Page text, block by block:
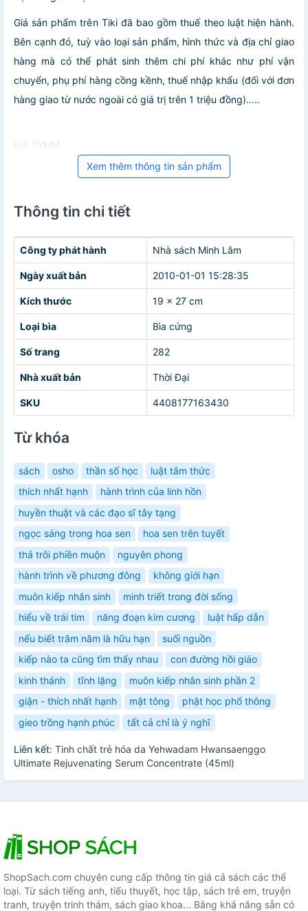
Giá sản phẩm trên Tiki đã bao gồm thuế theo luật hiện hành.
Bên cạnh đó, tuỳ vào loại sản phẩm, hình thức và địa chỉ giao
hàng mà có thể phát sinh thêm chi phí khác như phí vận
chuyển, phụ phí hàng cồng kềnh, thuế nhập khẩu (đối với đơn
hàng giao từ nước ngoài có giá trị trên 1 triệu đồng).....
Giá SYMM
Xem thêm thông tin sản phẩm
Thông tin chi tiết
Công ty phát hành Nhà sách Minh Lâm
Ngày xuất bản 2010-01-01 15:28:35
Kích thước 19 x 27 cm
Loại bìa Bìa cứng
Số trang 282
Nhà xuất bản Thời Đại
SKU 4408177163430
Từ khóa
sách osho thần số học
luật tâm thức
thích nhất hạnh
hành trình của linh hồn
huyền thuật và các đạo sĩ tây tạng
ngọc sáng trong hoa sen
hoa sen trên tuyết
thả trôi phiền muộn
nguyên phong
hành trình về phương đông
không giới hạn
muôn kiếp nhân sinh
minh triết trong đời sống
hiểu về trái tim
năng đoạn kim cương
luật hấp dẫn
nếu biết trăm năm là hữu hạn
suối nguồn
kiếp nào ta cũng tìm thấy nhau
con đường hồi giáo
kinh thánh
tĩnh lặng
muôn kiếp nhân sinh phần 2
giận - thích nhất hạnh
mật tông
phật học phổ thông
gieo trồng hạnh phúc
tất cả chỉ là ý nghĩ
Liên kết: Tinh chất trẻ hóa da Yehwadam Hwansaenggo
Ultimate Rejuvenating Serum Concentrate (45ml)
ShopSach.com chuyên cung cấp thông tin giá cả sách các thể
loại. Từ sách tiếng anh, tiểu thuyết, học tập, sách trẻ em, truyện
tranh, truyện trinh thám, sách giao khoa... Bằng khả năng sẵn có